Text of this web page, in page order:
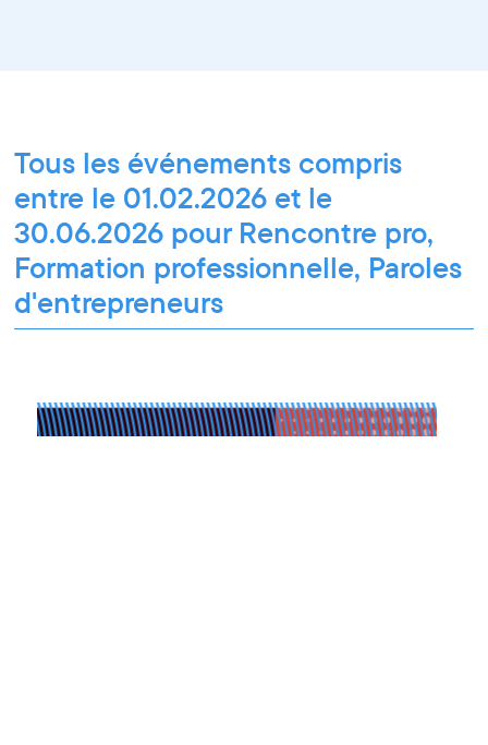
Tous les événements compris
entre le 01.02.2026 et le
30.06.2026 pour Rencontre pro,
Formation professionnelle, Paroles
d'entrepreneurs